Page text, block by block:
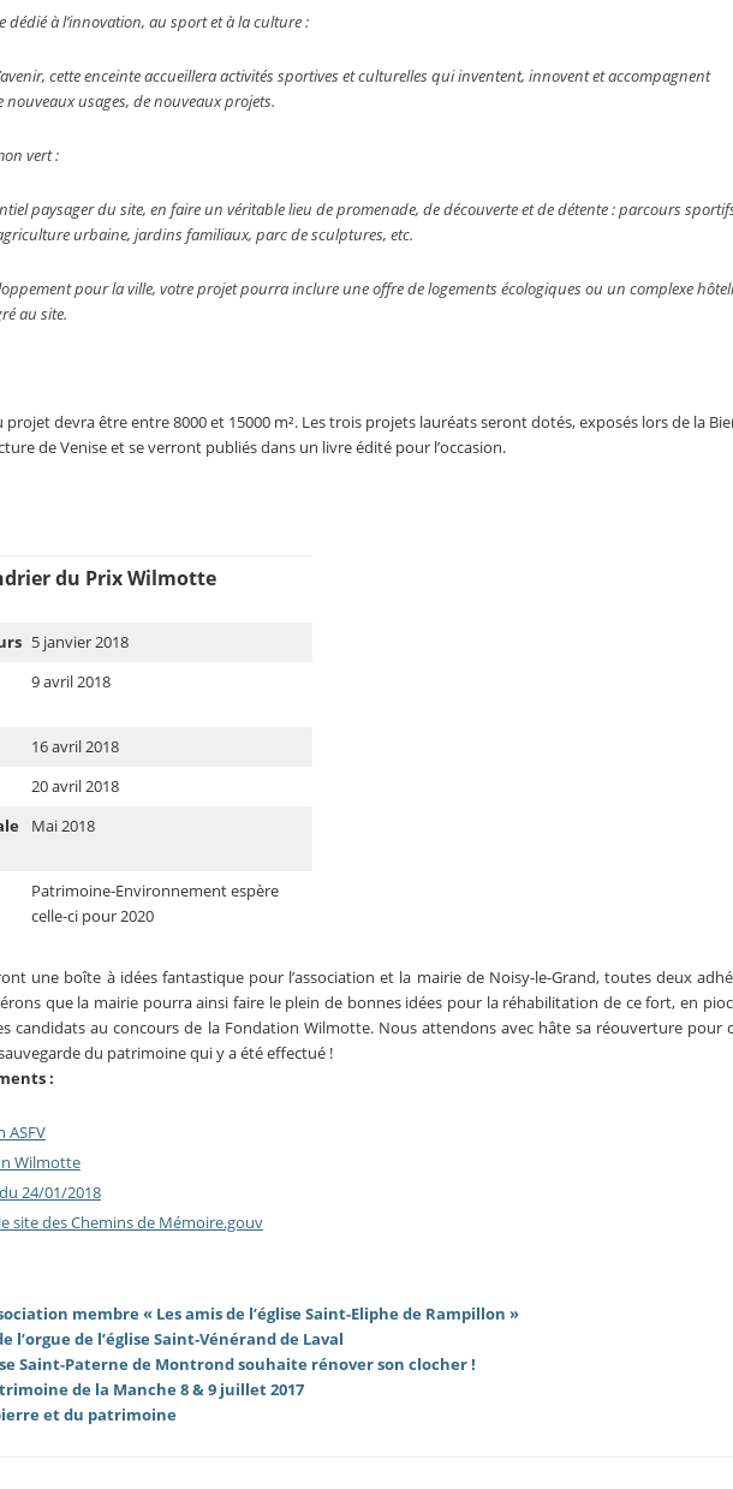
dédié à l’innovation, au sport et à la culture :
cette enceinte accueillera activités sportives et culturelles qui inventent, innovent et accompagnent
nouveaux usages, de nouveaux projets.
vert :
paysager du site, en faire un véritable lieu de promenade, de découverte et de détente : parcours
urbaine, jardins familiaux, parc de sculptures, etc.
pour la ville, votre projet pourra inclure une offre de logements écologiques ou un complexe
au site.
devra être entre 8000 et 15000 m². Les trois projets lauréats seront dotés, exposés lors de la
de Venise et se verront publiés dans un livre édité pour l’occasion.
du Prix Wilmotte
5 janvier 2018
9 avril 2018
16 avril 2018
20 avril 2018
Mai 2018
Patrimoine-Environnement espère
celle-ci pour 2020
une boîte à idées fantastique pour l’association et la mairie de Noisy-le-Grand, toutes deux
que la mairie pourra ainsi faire le plein de bonnes idées pour la réhabilitation de ce fort, en
candidats au concours de la Fondation Wilmotte. Nous attendons avec hâte sa réouverture pour
du patrimoine qui y a été effectué !
:
ASFV
Wilmotte
24/01/2018
site des Chemins de Mémoire.gouv
membre « Les amis de l’église Saint-Eliphe de Rampillon »
l’orgue de l’église Saint-Vénérand de Laval
Saint-Paterne de Montrond souhaite rénover son clocher !
de la Manche 8 & 9 juillet 2017
et du patrimoine